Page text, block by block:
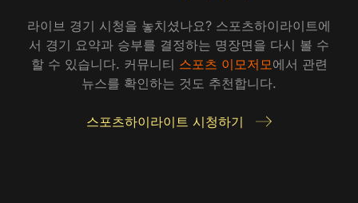
라이브 경기 시청을 놓치셨나요? 스포츠하이라이트에
서 경기 요약과 승부를 결정하는 명장면을 다시 볼 수
할 수 있습니다. 커뮤니티 스포츠 이모저모에서 관련
뉴스를 확인하는 것도 추천합니다.
스포츠하이라이트 시청하기